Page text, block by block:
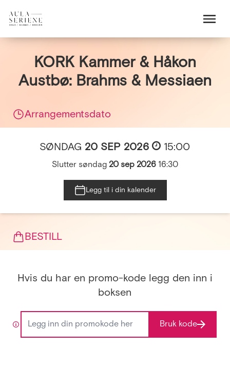
KORK Kammer & Håkon
Austbø: Brahms & Messiaen
Arrangementsdato
SØNDAG 20 SEP 2026 15:00
Slutter søndag 20 sep 202616:30
Legg til i din kalender
BESTILL
Hvis du har en promo-kode legg den inn i
boksen
Bruk kode